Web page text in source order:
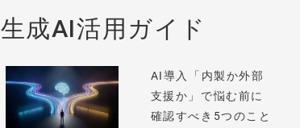
生成AI活用ガイド
AI導入「内製か外部
支援か」で悩む前に
確認すべき5つのこと